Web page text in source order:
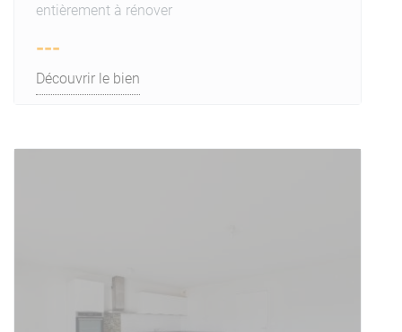
entièrement à rénover
---
Découvrir le bien